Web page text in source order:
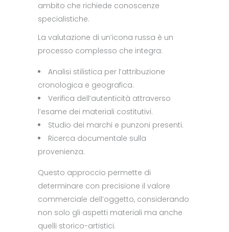
ambito che richiede conoscenze
specialistiche.
La valutazione di un’icona russa è un
processo complesso che integra:
Analisi stilistica per l’attribuzione
cronologica e geografica.
Verifica dell’autenticità attraverso
l’esame dei materiali costitutivi.
Studio dei marchi e punzoni presenti.
Ricerca documentale sulla
provenienza.
Questo approccio permette di
determinare con precisione il valore
commerciale dell’oggetto, considerando
non solo gli aspetti materiali ma anche
quelli storico-artistici.